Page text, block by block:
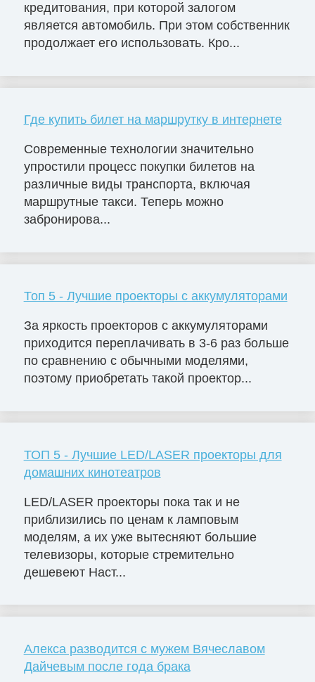
кредитования, при которой залогом
является автомобиль. При этом собственник
продолжает его использовать. Кро...
Где купить билет на маршрутку в интернете
Современные технологии значительно
упростили процесс покупки билетов на
различные виды транспорта, включая
маршрутные такси. Теперь можно
забронирова...
Топ 5 - Лучшие проекторы с аккумуляторами
За яркость проекторов с аккумуляторами
приходится переплачивать в 3-6 раз больше
по сравнению с обычными моделями,
поэтому приобретать такой проектор...
ТОП 5 - Лучшие LED/LASER проекторы для
домашних кинотеатров
LED/LASER проекторы пока так и не
приблизились по ценам к ламповым
моделям, а их уже вытесняют большие
телевизоры, которые стремительно
дешевеют Наст...
Алекса разводится с мужем Вячеславом
Дайчевым после года брака